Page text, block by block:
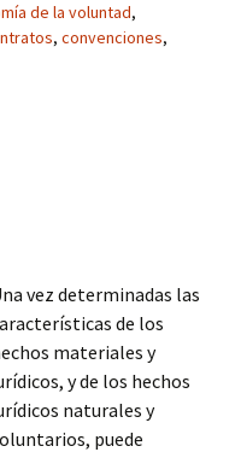
de la voluntad,
, convenciones,
vez determinadas las
de los
materiales y
y de los hechos
naturales y
puede